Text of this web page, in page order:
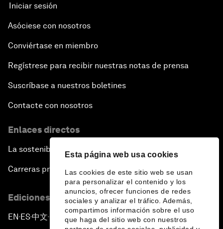
Esta página web usa cookies
Las cookies de este sitio web se usan
para personalizar el contenido y los
anuncios, ofrecer funciones de redes
sociales y analizar el tráfico. Además,
compartimos información sobre el uso
que haga del sitio web con nuestros
Iniciar sesión
Asóciese con nosotros
Conviértase en miembro
Regístrese para recibir nuestras notas de prensa
Suscríbase a nuestros boletines
Contacte con nosotros
Enlaces directos
La sostenibilidad en el Foro
Carreras profesionales
Ediciones en otros idiomas
EN ▪ES▪中文▪ 日本語